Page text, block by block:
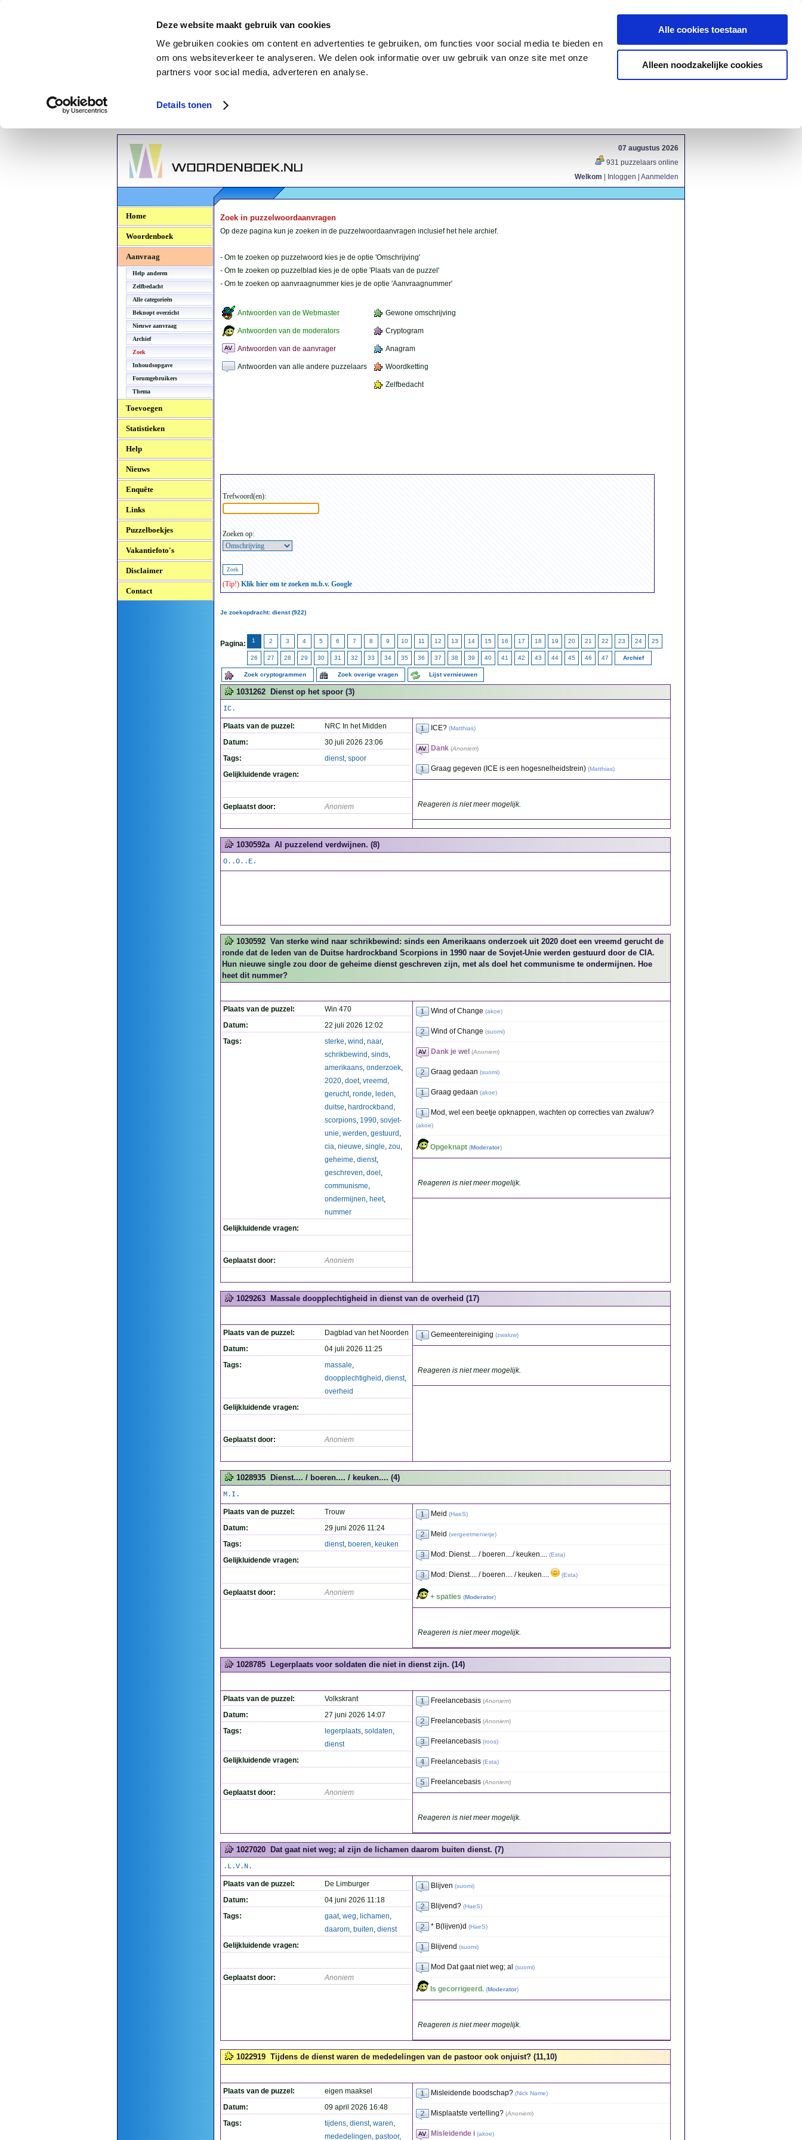
Deze website maakt gebruik van cookies
We gebruiken cookies om content en advertenties te gebruiken, om functies voor social media te bieden en
om ons websiteverkeer te analyseren. We delen ook informatie over uw gebruik van onze site met onze
partners voor social media, adverteren en analyse.
Details tonen
Alle cookies toestaan
Alleen noodzakelijke cookies
Woordenboek.NU
07 augustus 2026
931 puzzelaars online
Welkom
Inloggen Aanmelden
Home
Woordenboek
Aanvraag
Help anderen
Zelfbedacht
Alle categorieën
Beknopt overzicht
Nieuwe aanvraag
Archief
Zoek
Inhoudsopgave
Forumgebruikers
Thema
Toevoegen
Statistieken
Help
Nieuws
Enquête
Links
Puzzelboekjes
Vakantiefoto's
Disclaimer
Contact
Zoek in puzzelwoordaanvragen
Op deze pagina kun je zoeken in de puzzelwoordaanvragen inclusief het hele archief.
- Om te zoeken op puzzelwoord kies je de optie 'Omschrijving'
- Om te zoeken op puzzelblad kies je de optie 'Plaats van de puzzel'
- Om te zoeken op aanvraagnummer kies je de optie 'Aanvraagnummer'
Antwoorden van de Webmaster Gewone omschrijving
Antwoorden van de moderators Cryptogram
Antwoorden van de aanvrager Anagram
Antwoorden van alle andere puzzelaars Woordketting
Zelfbedacht
Trefwoord(en):
Zoeken op:
(Tip!) Klik hier om te zoeken m.b.v. Google
Je zoekopdracht: dienst (922)
Pagina: 1 2 3 4 5 6 7 8 9 10 11 12 13 14 15 16 17 18 19 20 21 22 23 24 25
26 27 28 29 30 31 32 33 34 35 36 37 38 39 40 41 42 43 44 45 46 47 Archief
Zoek cryptogrammen Zoek overige vragen Lijst vernieuwen
1031262 Dienst op het spoor (3)
IC.
Plaats van de puzzel:
NRC In het Midden
Datum:
30 juli 2026 23:06
Tags:
dienst, spoor
Gelijkluidende vragen:
Geplaatst door: Anoniem
ICE? (Matthias)
Dank (Anoniem)
Graag gegeven (ICE is een hogesnelheidstrein) (Matthias)
Reageren is niet meer mogelijk.
1030592a Al puzzelend verdwijnen. (8)
O..O..E.
1030592 Van sterke wind naar schrikbewind: sinds een Amerikaans onderzoek uit 2020 doet een vreemd gerucht de
ronde dat de leden van de Duitse hardrockband Scorpions in 1990 naar de Sovjet-Unie werden gestuurd door de CIA.
Hun nieuwe single zou door de geheime dienst geschreven zijn, met als doel het communisme te ondermijnen. Hoe
heet dit nummer?
Plaats van de puzzel:
Win 470
Datum:
22 juli 2026 12:02
Tags:
sterke, wind , naar,
schrikbewind , sinds,
amerikaans, onderzoek,
2020, doet, vreemd ,
gerucht, ronde, leden,
duitse, hardrockband ,
scorpions, 1990, sovjet-
unie, werden, gestuurd ,
cia, nieuwe, single, zou,
geheime, dienst,
geschreven, doel ,
communisme,
ondermijnen, heet,
nummer
Gelijkluidende vragen:
Geplaatst door: Anoniem
Wind of Change (akoe)
Wind of Change (suomi)
Dank je wel (Anoniem)
Graag gedaan (suomi)
Graag gedaan (akoe)
Mod, wel een beetje opknappen, wachten op correcties van zwaluw?
(akoe)
Opgeknapt (Moderator)
Reageren is niet meer mogelijk.
1029263 Massale doopplechtigheid in dienst van de overheid (17)
Plaats van de puzzel:
Dagblad van het Noorden
Datum:
04 juli 2026 11:25
Tags:
massale,
doopplechtigheid , dienst,
overheid
Gelijkluidende vragen:
Geplaatst door: Anoniem
Gemeentereiniging (zwaluw)
Reageren is niet meer mogelijk.
1028935 Dienst.... / boeren.... / keuken.... (4)
M.I.
Plaats van de puzzel:
Trouw
Datum:
29 juni 2026 11:24
Tags:
dienst, boeren, keuken
Gelijkluidende vragen:
Geplaatst door: Anoniem
Meid (HaeS)
Meid (vergeetmenietje)
Mod: Dienst.... / boeren..../ keuken.... (Esta)
Mod: Dienst.... / boeren.... / keuken.... (Esta)
+ spaties (Moderator)
Reageren is niet meer mogelijk.
1028785 Legerplaats voor soldaten die niet in dienst zijn. (14)
Plaats van de puzzel:
Volkskrant
Datum:
27 juni 2026 14:07
Tags:
legerplaats, soldaten,
dienst
Gelijkluidende vragen:
Geplaatst door: Anoniem
Freelancebasis (Anoniem)
Freelancebasis (Anoniem)
Freelancebasis (roos)
Freelancebasis (Esta)
Freelancebasis (Anoniem)
Reageren is niet meer mogelijk.
1027020 Dat gaat niet weg; al zijn de lichamen daarom buiten dienst. (7)
.L.V.N.
Plaats van de puzzel:
De Limburger
Datum:
04 juni 2026 11:18
Tags:
gaat, weg, lichamen,
daarom, buiten, dienst
Gelijkluidende vragen:
Geplaatst door: Anoniem
Blijven (suomi)
Blijvend? (HaeS)
* B(lijven)d (HaeS)
Blijvend (suomi)
Mod Dat gaat niet weg; al (suomi)
Is gecorrigeerd. (Moderator)
Reageren is niet meer mogelijk.
1022919 Tijdens de dienst waren de mededelingen van de pastoor ook onjuist? (11,10)
Plaats van de puzzel:
eigen maaksel
Datum:
09 april 2026 16:48
Tags:
tijdens, dienst, waren,
mededelingen, pastoor,
Misleidende boodschap? (Nick Name)
Misplaatste vertelling? (Anoniem)
Misleidende i (akoe)